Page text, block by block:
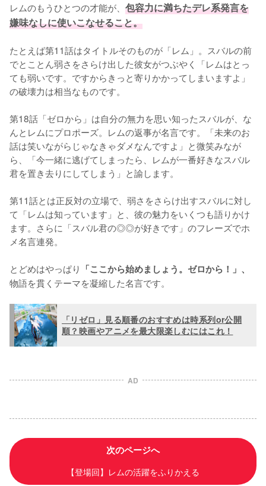
レムのもうひとつの才能が、 包容力に満ちたデレ系発言を
嫌味なしに使いこなせること。
たとえば第11話はタイトルそのものが「レム」。スバルの前
でとことん弱さをさらけ出した彼女がつぶやく「レムはとっ
ても弱いです。ですからきっと寄りかかってしまいますよ」
の破壊力は相当なものです。
第18話「ゼロから」は自分の無力を思い知ったスバルが、な
んとレムにプロポーズ。レムの返事が名言です。「未来のお
話は笑いながらじゃなきゃダメなんですよ」と微笑みなが
ら、「今一緒に逃げてしまったら、レムが一番好きなスバル
君を置き去りにしてしまう」と諭します。
第11話とは正反対の立場で、弱さをさらけ出すスバルに対し
て「レムは知っています」と、彼の魅力をいくつも語りかけ
ます。さらに「スバル君の◎◎が好きです」のフレーズでホ
メ名言連発。
とどめはやっぱり 「ここから始めましょう。ゼロから！」、
物語を貫くテーマを凝縮した名言です。
「リゼロ」見る順番のおすすめは時系列or公開
順？映画やアニメを最大限楽しむにはこれ！
AD
次のページへ
【登場回】レムの活躍をふりかえる